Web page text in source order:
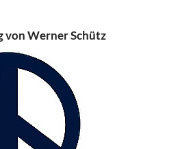
von Werner Schütz